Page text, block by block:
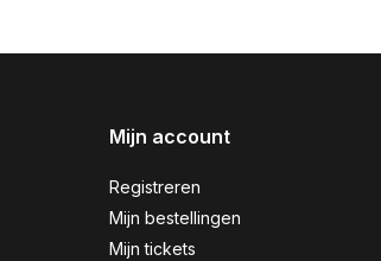
Mijn account
Registreren
Mijn bestellingen
Mijn tickets